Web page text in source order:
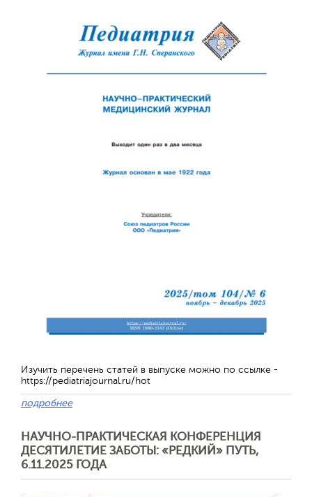
Изучить перечень статей в выпуске можно по ссылке -
https://pediatriajournal.ru/hot
подробнее
НАУЧНО-ПРАКТИЧЕСКАЯ КОНФЕРЕНЦИЯ
ДЕСЯТИЛЕТИЕ ЗАБОТЫ: «РЕДКИЙ» ПУТЬ,
6.11.2025 ГОДА